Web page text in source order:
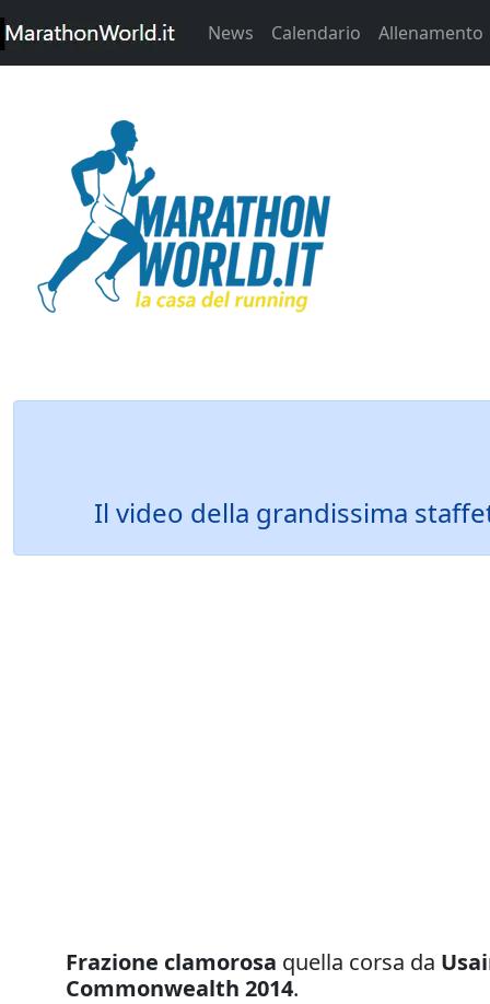
News Calendario Allenamento
Il video della grandissima
Frazione clamorosa quella corsa da
Commonwealth 2014.